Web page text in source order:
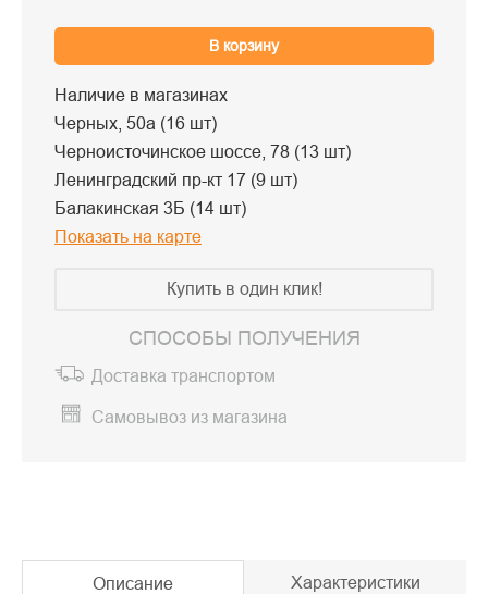
В корзину
Наличие в магазинах
Черных, 50а (16 шт)
Черноисточинское шоссе, 78 (13 шт)
Ленинградский пр-кт 17 (9 шт)
Балакинская 3Б (14 шт)
Показать на карте
Купить в один клик!
СПОСОБЫ ПОЛУЧЕНИЯ
Доставка транспортом
Самовывоз из магазина
Описание Характеристики